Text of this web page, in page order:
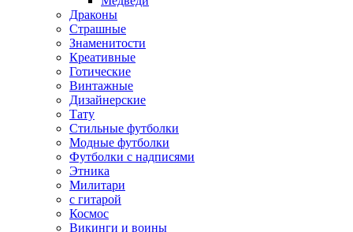
Драконы
Страшные
Знаменитости
Креативные
Готические
Винтажные
Дизайнерские
Тату
Стильные футболки
Модные футболки
Футболки с надписями
Этника
Милитари
с гитарой
Космос
Викинги и воины